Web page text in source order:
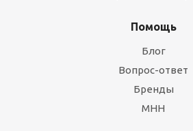
Помощь
Блог
Вопрос-ответ
Бренды
МНН